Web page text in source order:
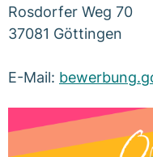
Rosdorfer Weg 70
37081 Göttingen
E-Mail: